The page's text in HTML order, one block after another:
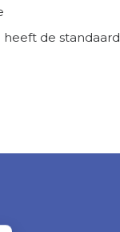
heeft de standaard